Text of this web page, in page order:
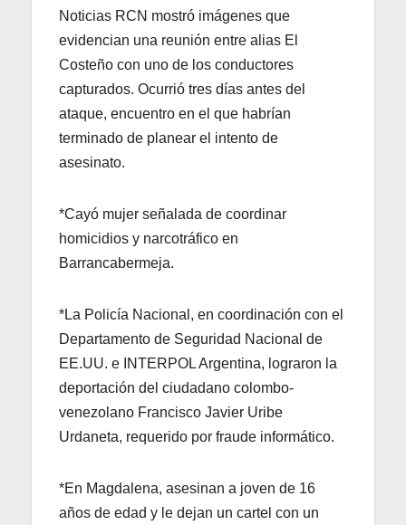
Noticias RCN mostró imágenes que
evidencian una reunión entre alias El
Costeño con uno de los conductores
capturados. Ocurrió tres días antes del
ataque, encuentro en el que habrían
terminado de planear el intento de
asesinato.
*Cayó mujer señalada de coordinar
homicidios y narcotráfico en
Barrancabermeja.
*La Policía Nacional, en coordinación con el
Departamento de Seguridad Nacional de
EE.UU. e INTERPOL Argentina, lograron la
deportación del ciudadano colombo-
venezolano Francisco Javier Uribe
Urdaneta, requerido por fraude informático.
*En Magdalena, asesinan a joven de 16
años de edad y le dejan un cartel con un